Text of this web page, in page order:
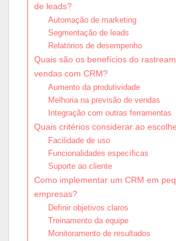
de leads?
Automação de marketing
Segmentação de leads
Relatórios de desempenho
Quais são os benefícios do
vendas com CRM?
Aumento da produtividade
Melhoria na previsão de vendas
Integração com outras ferramentas
Quais critérios considerar ao
Facilidade de uso
Funcionalidades específicas
Suporte ao cliente
Como implementar um CRM em
empresas?
Definir objetivos claros
Treinamento da equipe
Monitoramento de resultados